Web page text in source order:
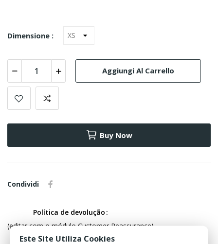
Dimensione :
Aggiungi Al Carrello
Buy Now
Condividi
Política de devolução
(editar com o módulo Customer Reassurance)
Este Site Utiliza Cookies